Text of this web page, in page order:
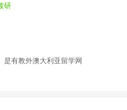
研
是有教外澳大利亚留学网